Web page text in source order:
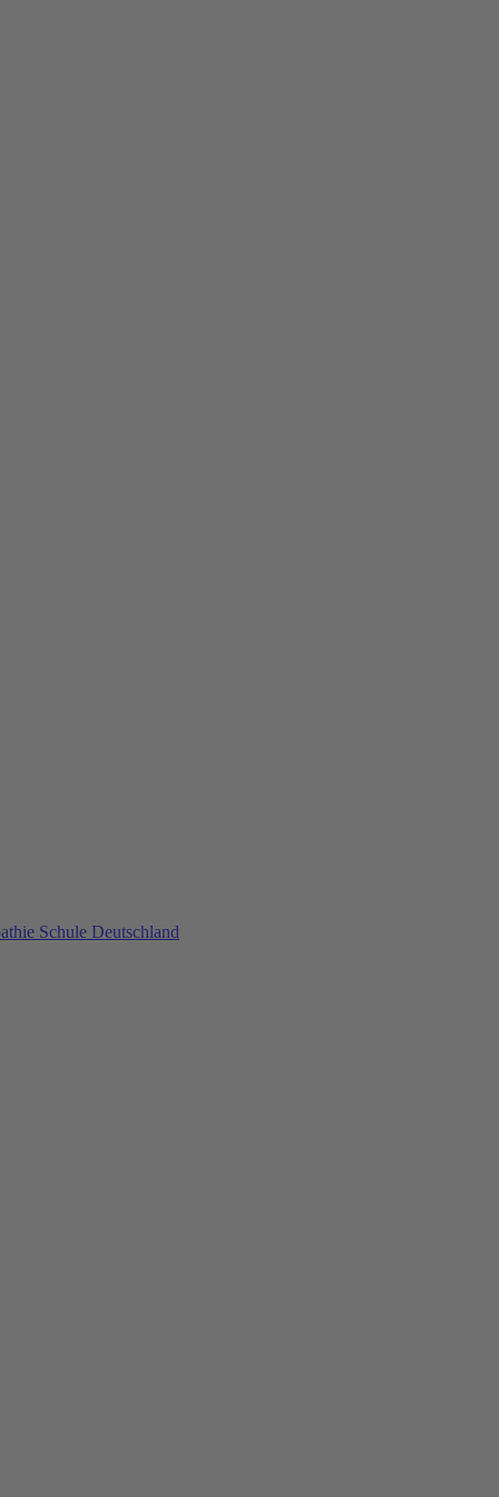
Schule Deutschland